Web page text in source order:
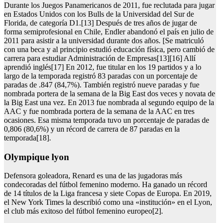
Durante los Juegos Panamericanos de 2011, fue reclutada para jugar
en Estados Unidos con los Bulls de la Universidad del Sur de
Florida, de categoría D1.[13] Después de tres años de jugar de
forma semiprofesional en Chile, Endler abandonó el país en julio de
2011 para asistir a la universidad durante dos años. [Se matriculó
con una beca y al principio estudió educación física, pero cambió de
carrera para estudiar Administración de Empresas[13][16] Allí
aprendió inglés[17] En 2012, fue titular en los 19 partidos y a lo
largo de la temporada registró 83 paradas con un porcentaje de
paradas de .847 (84,7%). También registró nueve paradas y fue
nombrada portera de la semana de la Big East dos veces y novata de
la Big East una vez. En 2013 fue nombrada al segundo equipo de la
AAC y fue nombrada portera de la semana de la AAC en tres
ocasiones. Esa misma temporada tuvo un porcentaje de paradas de
0,806 (80,6%) y un récord de carrera de 87 paradas en la
temporada[18].
Olympique lyon
Defensora goleadora, Renard es una de las jugadoras más
condecoradas del fútbol femenino moderno. Ha ganado un récord
de 14 títulos de la Liga francesa y siete Copas de Europa. En 2019,
el New York Times la describió como una «institución» en el Lyon,
el club más exitoso del fútbol femenino europeo[2].